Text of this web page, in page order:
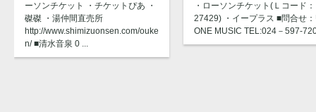
ーソンチケット ・チケットぴあ ・
磔磔 ・湯仲間直売所
http://www.shimizuonsen.com/ouke
n/ ■清水音泉 0 ...
・ローソンチケット(Ｌコード：
27429) ・イープラス ■問合せ
ONE MUSIC TEL:024－597-